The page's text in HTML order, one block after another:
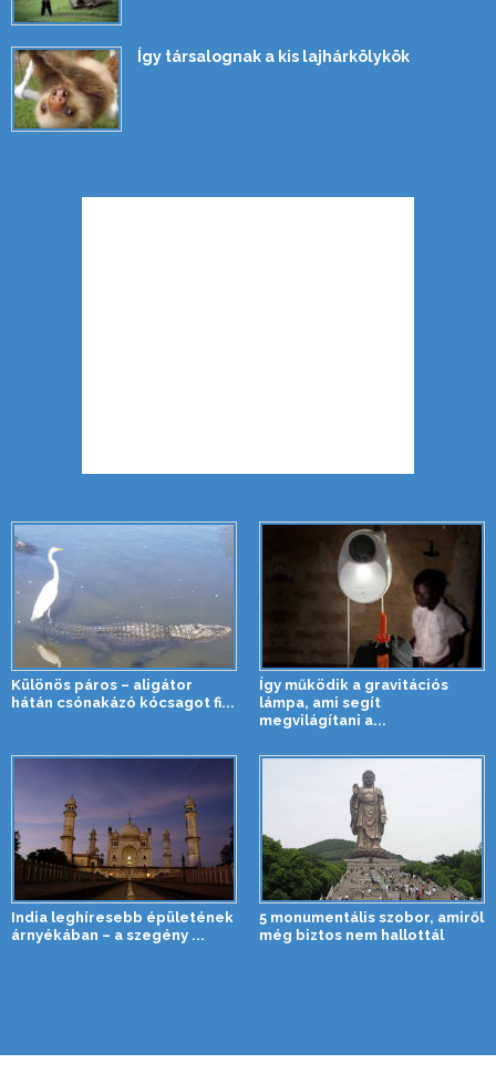
Így társalognak a kis lajhárkölykök
Különös páros – aligátor
hátán csónakázó kócsagot fi...
Így működik a gravitációs
lámpa, ami segít
megvilágítani a...
India leghíresebb épületének
árnyékában – a szegény ...
5 monumentális szobor, amiről
még biztos nem hallottál